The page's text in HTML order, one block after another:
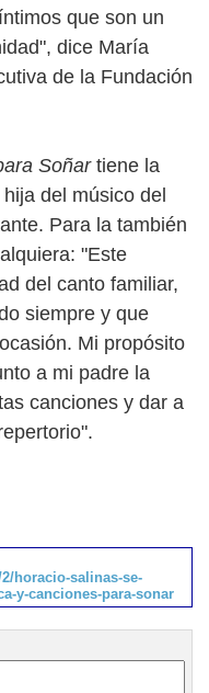
que son un
dice María
de la Fundación
Soñartiene la
del músico del
Para la también
"Este
del canto familiar,
siempre y que
Mi propósito
a mi padre la
canciones y dar a
horacio-salinas-se-
y-canciones-para-sonar